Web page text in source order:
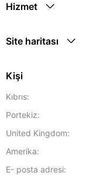
Hizmet
Site haritası
Kişi
Kıbrıs:
Portekiz:
United Kingdom:
Amerika:
E- posta adresi: